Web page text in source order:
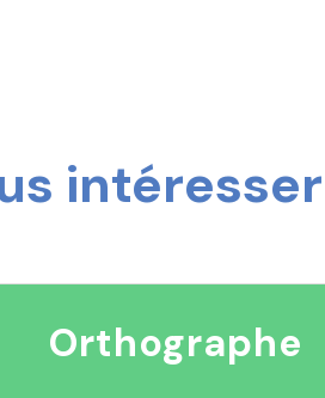
intéresser
Orthographe